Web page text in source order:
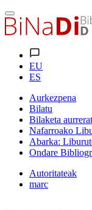
EU
ES
Aurkezpena
Bilatu
Bilaketa
Nafarroako
Abarka:
Ondare
Autoritateak
marc